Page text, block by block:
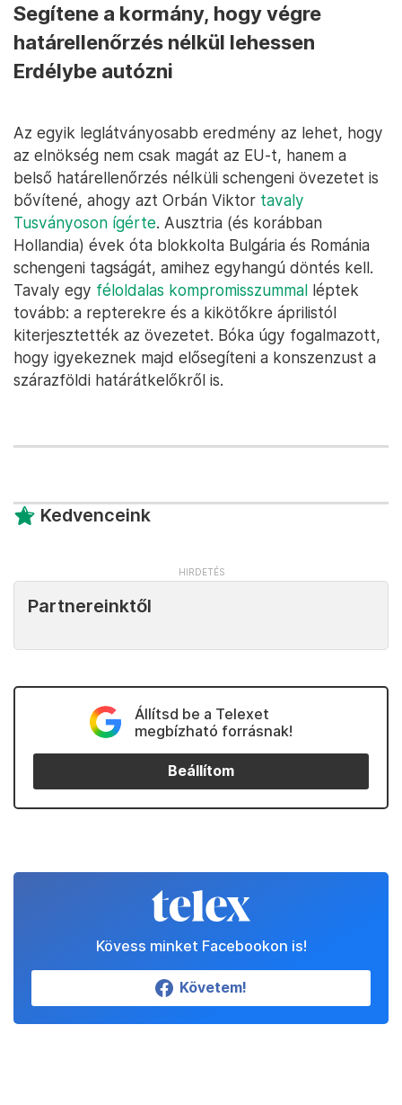
Segítene a kormány, hogy végre
határellenőrzés nélkül lehessen
Erdélybe autózni
Az egyik leglátványosabb eredmény az lehet, hogy
az elnökség nem csak magát az EU-t, hanem a
belső határellenőrzés nélküli schengeni övezetet is
bővítené, ahogy azt Orbán Viktor tavaly
Tusványoson ígérte. Ausztria (és korábban
Hollandia) évek óta blokkolta Bulgária és Románia
schengeni tagságát, amihez egyhangú döntés kell.
Tavaly egy féloldalas kompromisszummal léptek
tovább: a repterekre és a kikötőkre áprilistól
kiterjesztették az övezetet. Bóka úgy fogalmazott,
hogy igyekeznek majd elősegíteni a konszenzust a
szárazföldi határátkelőkről is.
Kedvenceink
Partnereinktől
Állítsd be a Telexet
megbízható forrásnak!
Beállítom
Kövess minket Facebookon is!
Követem!